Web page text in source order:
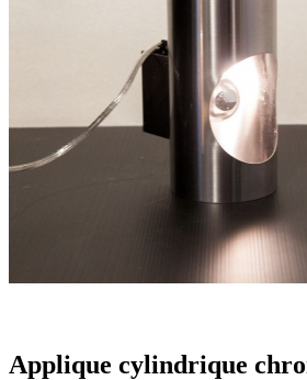
Applique cylindrique